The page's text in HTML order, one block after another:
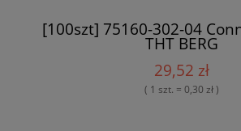
[100szt] 75160-302-04
THT BERG
29,52 zł
( 1 szt. = 0,30 zł )